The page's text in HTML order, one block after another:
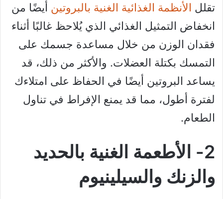
تقلل الأنظمة الغذائية الغنية بالبروتين أيضًا من
انخفاض التمثيل الغذائي الذي يُلاحظ غالبًا أثناء
فقدان الوزن من خلال مساعدة جسمك على
التمسك بكتلة العضلات. والأكثر من ذلك، قد
يساعد البروتين أيضًا في الحفاظ على امتلاءك
لفترة أطول، مما قد يمنع الإفراط في تناول
الطعام.
2- الأطعمة الغنية بالحديد
والزنك والسيلينيوم